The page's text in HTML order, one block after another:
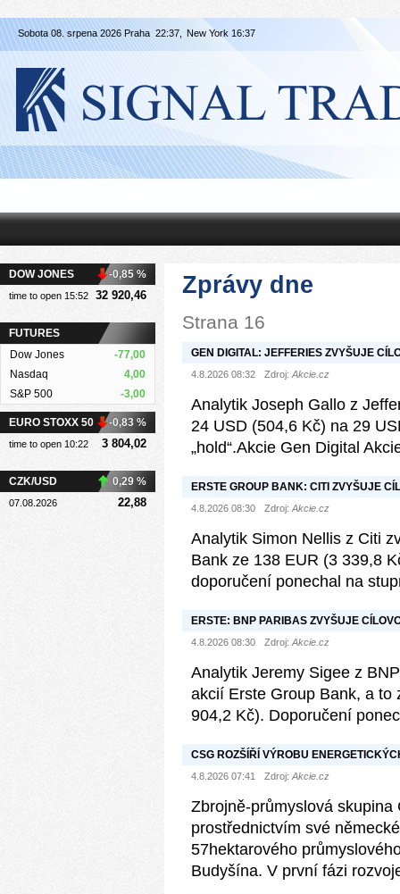
Zprávy dne
Strana 16
GEN DIGITAL: JEFFERIES ZVYŠUJE
DOPORUČENÍ „HOLD“
4.8.2026 08:32 Zdroj: Akcie.cz
Analytik Joseph Gallo z
24 USD (504,6 Kč) na 29
„hold“.Akcie Gen Digital
ERSTE GROUP BANK: CITI ZVYŠUJE
4.8.2026 08:30 Zdroj: Akcie.cz
Analytik Simon Nellis z Citi
Bank ze 138 EUR (3 339,8
doporučení ponechal na
ERSTE: BNP PARIBAS ZVYŠUJE
DOPORUČENÍM „NEUTRAL“
4.8.2026 08:30 Zdroj: Akcie.cz
Analytik Jeremy Sigee z
akcií Erste Group Bank, a to
904,2 Kč). Doporučení
CSG ROZŠÍŘÍ VÝROBU
EUR
4.8.2026 07:41 Zdroj: Akcie.cz
Zbrojně-průmyslová
prostřednictvím své
57hektarového
Budyšína. V první fázi
DOW JONES -0,85 %
time to open 15:52 32 920,46
FUTURES
Dow Jones
-77,00
Nasdaq
4,00
S&P 500
-3,00
EURO STOXX 50 -0,83 %
time to open 10:22 3 804,02
CZK/USD 0,29 %
07.08.2026 22,88
Sobota 08. srpena 2026 Praha 22:37, New York 16:37